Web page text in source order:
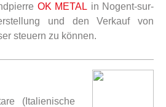
OK METAL in Nogent-sur-
und den Verkauf von
steuern zu können.
(Italienische